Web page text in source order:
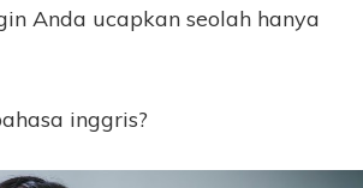
Anda ucapkan seolah hanya
inggris?